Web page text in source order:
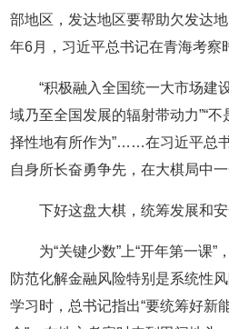
部地区，发达地区要帮助欠发达
年6月，习近平总书记在青海考察
“积极融入全国统一大市场建
域乃至全国发展的辐射带动力”“
择性地有所作为”……在习近平总
自身所长奋勇争先，在大棋局中一
下好这盘大棋，统筹发展和安
为“关键少数”上“开年第一课”
防范化解金融风险特别是系统性
学习时，总书记指出“要统筹好新